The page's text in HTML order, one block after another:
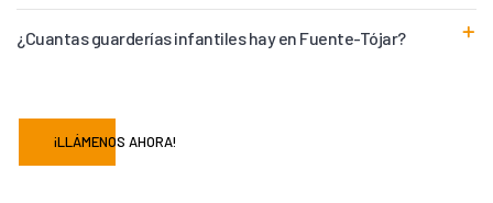
¿Cuantas guarderías infantiles hay en Fuente-Tójar?
¡LLÁMENOS AHORA!